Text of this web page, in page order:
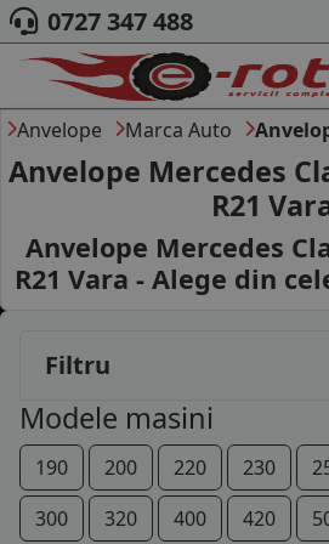
ACASA
DESPRE NOI
ANVELOPE
AUTO
CAMION
MOTO
CAUTARE DUPA
BLOG
B2B -
CONT
0727 347 488
Anvelope Marca Auto
Anvelope Mercedes
R21
Anvelope Mercedes
R21 Vara - Alege din
Filtru
Modele masini
190 200 220 230
300
320 400 420